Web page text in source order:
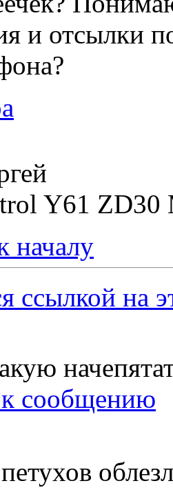
и отсылки
Y61 ZD30
началу
сообщению